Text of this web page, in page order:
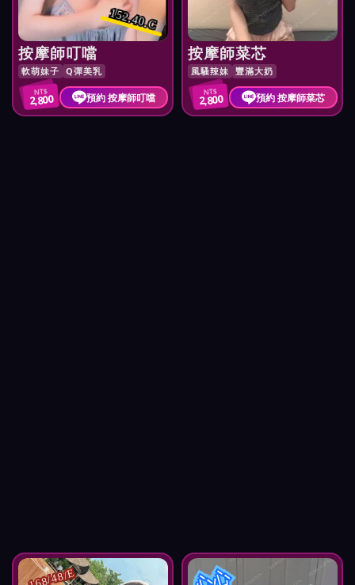
152.40.C
按摩師叮噹
軟萌妹子 Q彈美乳
NT$
2,800 預約 按摩師叮噹
按摩師菜芯
風騷辣妹 豐滿大奶
NT$
2,800 預約 按摩師菜芯
168/48/E